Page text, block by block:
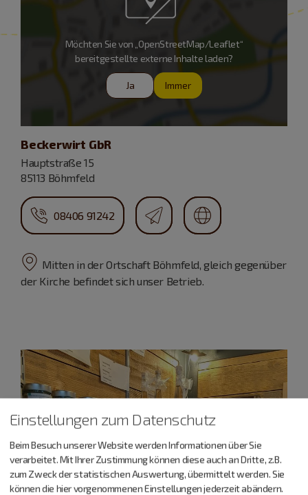
Möchten Sie von „OpenStreetMap/Leaflet“
bereitgestellte externe Inhalte laden?
Ja Immer
Beckerwirt GbR
Hauptstraße 15
85113 Böhmfeld
08406 91242
Mitten in der Ortschaft Böhmfeld, gleich gegenüber
der Kirche befindet sich unser Betrieb.
Einstellungen zum Datenschutz
Beim Besuch unserer Website werden Informationen über Sie
verarbeitet. Mit Ihrer Zustimmung können diese auch an Dritte, z.B.
zum Zweck der statistischen Auswertung, übermittelt werden. Sie
können die hier vorgenommenen Einstellungen jederzeit abändern.